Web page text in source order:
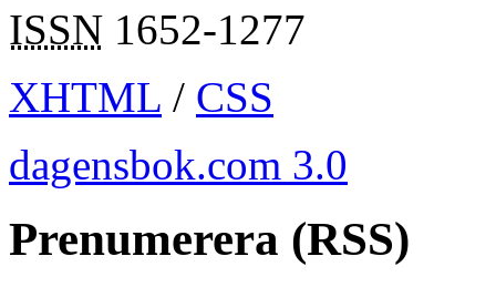
ISSN 1652-1277
XHTML / CSS
dagensbok.com 3.0
Prenumerera (RSS)